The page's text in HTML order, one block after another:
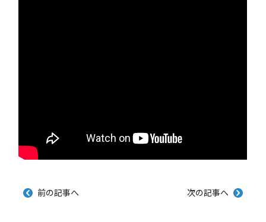
前の記事へ 次の記事へ